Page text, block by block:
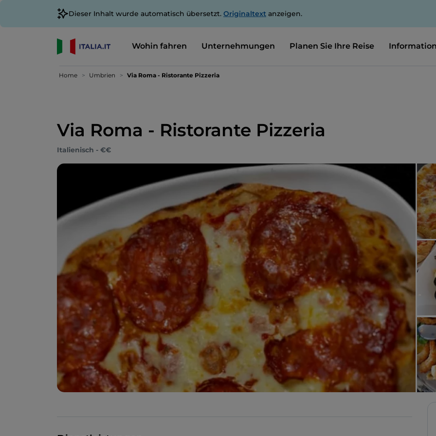
Dieser Inhalt wurde automatisch übersetzt. Originaltext anzeigen.
Wohin fahren Unternehmungen Planen Sie Ihre Reise
Home Umbrien Via Roma - Ristorante Pizzeria
Via Roma - Ristorante Pizzeria
Italienisch - €€